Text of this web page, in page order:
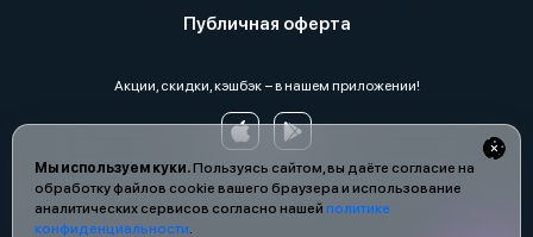
Мы используем куки.Пользуясь сайтом, вы даёте согласие на
обработку файлов cookie вашего браузера и использование
аналитических сервисов согласно нашей политике
конфиденциальности.
Публичная оферта
Акции, скидки, кэшбэк − в нашем приложении!